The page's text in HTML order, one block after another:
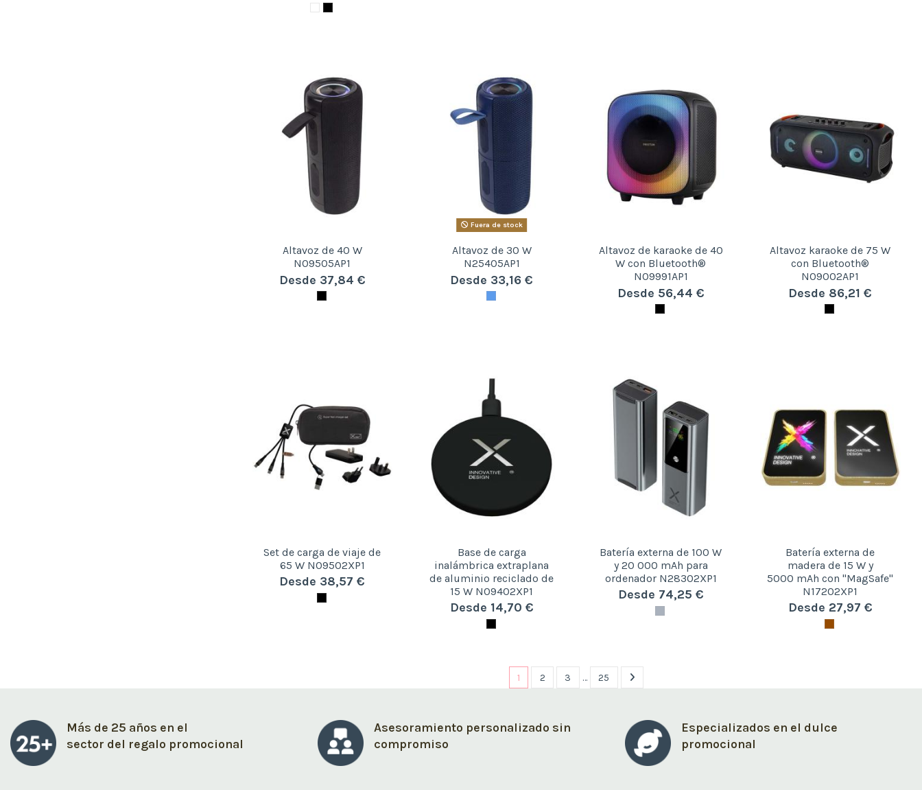
Altavoz de 40 W
N09505AP1
Desde 37,84 €
Fuera de stock
Altavoz de 30 W
N25405AP1
Desde 33,16 €
Altavoz de karaoke de 40
W con Bluetooth®
N09991AP1
Desde 56,44 €
Altavoz karaoke de 75 W
con Bluetooth®
N09002AP1
Desde 86,21 €
Set de carga de viaje de
65 W N09502XP1
Desde 38,57 €
Base de carga
inalámbrica extraplana
de aluminio reciclado de
15 W N09402XP1
Desde 14,70 €
Batería externa de 100 W
y 20 000 mAh para
ordenador N28302XP1
Desde 74,25 €
Batería externa de
madera de 15 W y
5000 mAh con "MagSafe"
N17202XP1
Desde 27,97 €
1 2 3 … 25
Más de 25 años en el
sector del regalo promocional
Asesoramiento personalizado sin
compromiso
Especializados en el dulce
promocional